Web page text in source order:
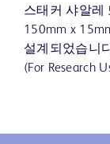
스태커 샤알레
150mm x
설계되었습니
(For Research